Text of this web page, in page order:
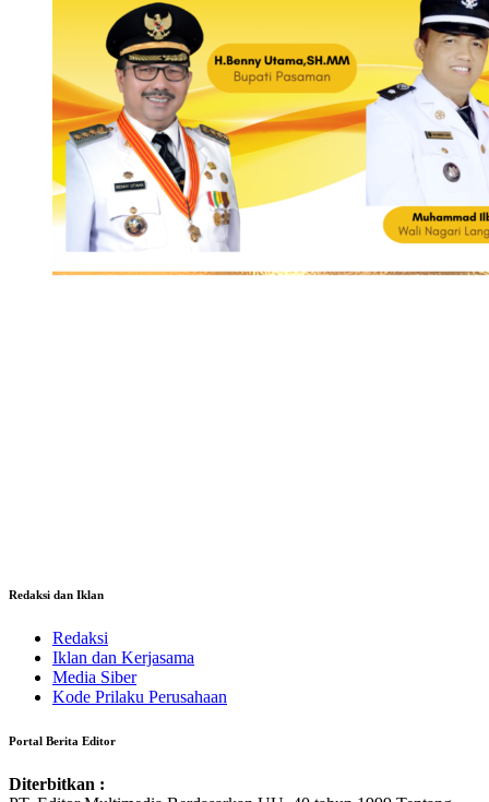
Redaksi dan Iklan
Redaksi
Iklan dan Kerjasama
Media Siber
Kode Prilaku Perusahaan
Portal Berita Editor
Diterbitkan :